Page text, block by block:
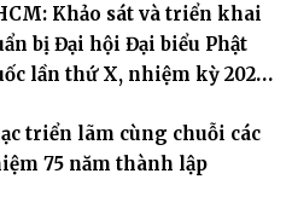
Khảo sát và triển khai
bị Đại hội Đại biểu Phật
lần thứ X, nhiệm kỳ 2026-
triển lãm cùng chuỗi các
75 năm thành lập